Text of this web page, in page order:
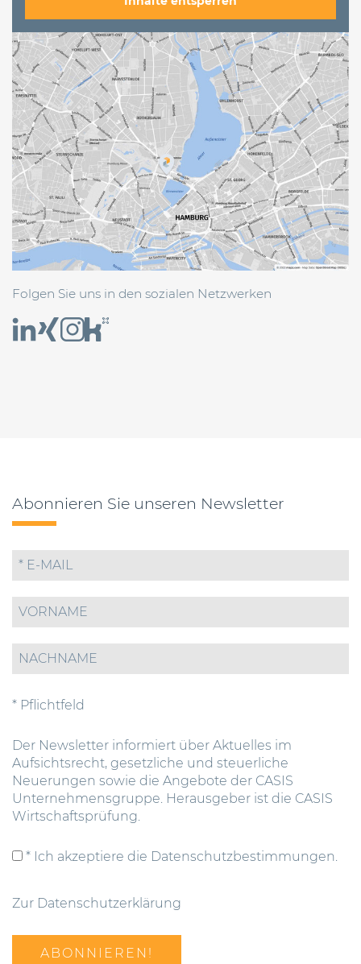
Folgen Sie uns in den sozialen Netzwerken
Abonnieren Sie unseren Newsletter
* Pflichtfeld
Der Newsletter informiert über Aktuelles im
Aufsichtsrecht, gesetzliche und steuerliche
Neuerungen sowie die Angebote der CASIS
Unternehmensgruppe. Herausgeber ist die CASIS
Wirtschaftsprüfung.
* Ich akzeptiere die Datenschutzbestimmungen.
Zur Datenschutzerklärung